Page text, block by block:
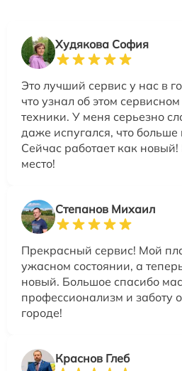
Худякова София
Это лучший сервис у нас в
что узнал об этом
техники. У меня серьезно
даже испугался, что больше
Сейчас работает как
место!
Степанов Михаил
Прекрасный сервис! Мой
ужасном состоянии, а
новый. Большое спасибо
профессионализм и заботу
городе!
Краснов Глеб